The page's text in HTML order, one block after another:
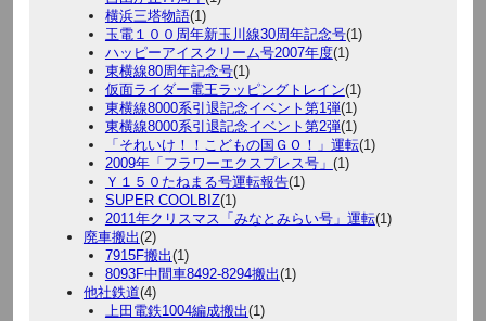
横浜三塔物語(1)
玉電１００周年新玉川線30周年記念号(1)
ハッピーアイスクリーム号2007年度(1)
東横線80周年記念号(1)
仮面ライダー電王ラッピングトレイン(1)
東横線8000系引退記念イベント第1弾(1)
東横線8000系引退記念イベント第2弾(1)
「それいけ！！こどもの国ＧＯ！」運転(1)
2009年「フラワーエクスプレス号」 (1)
Ｙ１５０たねまる号運転報告(1)
SUPER COOLBIZ(1)
2011年クリスマス「みなとみらい号」運転(1)
廃車搬出(2)
7915F搬出(1)
8093F中間車8492-8294搬出(1)
他社鉄道(4)
上田電鉄1004編成搬出(1)